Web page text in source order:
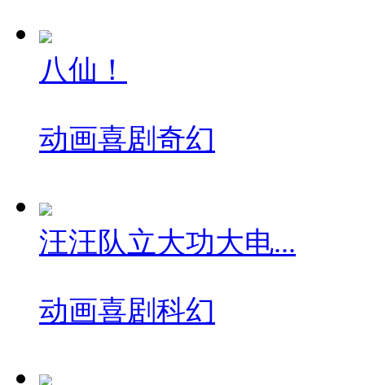
八仙！
动画喜剧 奇幻
汪汪队立大功大电...
动画喜剧 科幻